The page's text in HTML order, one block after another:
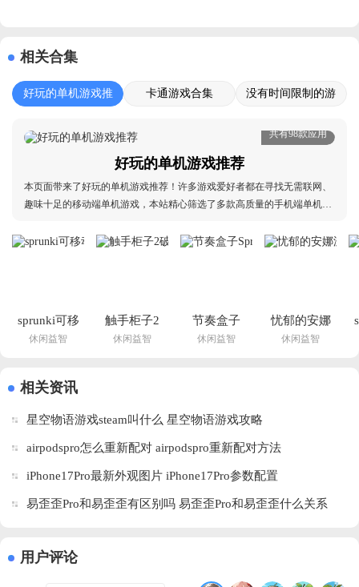
相关合集
好玩的单机游戏推
卡通游戏合集
没有时间限制的游
共有98款应用
好玩的单机游戏推荐
本页面带来了好玩的单机游戏推荐！许多游戏爱好者都在寻找无需联网、
趣味十足的移动端单机游戏，本站精心筛选了多款高质量的手机端单机游
更能让玩家在沉浸式体验中领悟单机游戏的独特魅力，而且都无需登录和
sprunki可移
动宠物游戏
Sprunki)v1.0
休闲益智
触手柜子2
破解版
休闲益智
节奏盒子
Sprunki第
版
休闲益智
忧郁的安娜
游戏安卓(忧
休闲益智
相关资讯
星空物语游戏steam叫什么 星空物语游戏攻略
airpodspro怎么重新配对 airpodspro重新配对方法
iPhone17Pro最新外观图片 iPhone17Pro参数配置
易歪歪Pro和易歪歪有区别吗 易歪歪Pro和易歪歪什么关系
用户评论